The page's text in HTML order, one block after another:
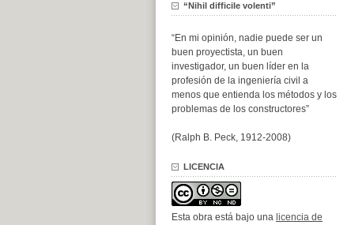
“Nihil difficile volenti”
“En mi opinión, nadie puede ser un
buen proyectista, un buen
investigador, un buen líder en la
profesión de la ingeniería civil a
menos que entienda los métodos y los
problemas de los constructores”
(Ralph B. Peck, 1912-2008)
LICENCIA
Esta obra está bajo una licencia de